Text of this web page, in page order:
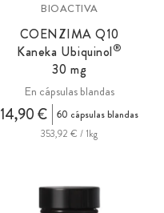
BIOACTIVA
COENZIMA Q10
Kaneka Ubiquinol®
30 mg
En cápsulas blandas
14,90 €
60 cápsulas blandas
353,92 € / 1kg